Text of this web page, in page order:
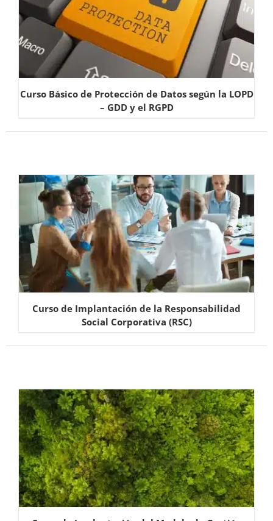
Curso Básico de Protección de Datos según la LOPD
– GDD y el RGPD
Curso de Implantación de la Responsabilidad
Social Corporativa (RSC)